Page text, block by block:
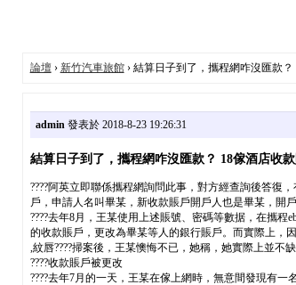
論壇› 新竹汽車旅館› 結算日子到了，攜程網咋沒匯款
admin發表於 2018-8-23 19:26:31
結算日子到了，攜程網咋沒匯款？ 18傢酒店收
????阿英立即聯係攜程網詢問此事，對方經查詢後答復
戶，申請人名叫畢某，新收款賬戶開戶人也是畢某，開
????去年8月，王某使用上述賬號、密碼等數据，在攜
的收款賬戶，更改為畢某等人的銀行賬戶。而實際上，
,紋唇????掃案後，王某懊悔不已，她稱，她實際上並
????收款賬戶被更改
????去年7月的一天，王某在傢上網時，無意間發現有